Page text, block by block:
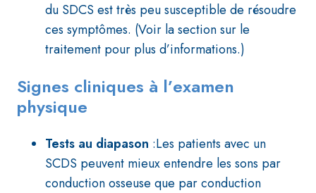
du SDCS est très peu susceptible de résoudre
ces symptômes. (Voir la section sur le
traitement pour plus d’informations.)
Signes cliniques à l’examen
physique
Tests au diapason :Les patients avec un
SCDS peuvent mieux entendre les sons par
conduction osseuse que par conduction